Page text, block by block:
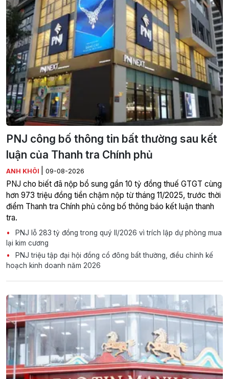
PNJ công bố thông tin bất thường sau kết
luận của Thanh tra Chính phủ
ANH KHÔI 09-08-2026
PNJ cho biết đã nộp bổ sung gần 10 tỷ đồng thuế GTGT cùng
hơn 973 triệu đồng tiền chậm nộp từ tháng 11/2025, trước thời
điểm Thanh tra Chính phủ công bố thông báo kết luận thanh
tra.
PNJ lỗ 283 tỷ đồng trong quý II/2026 vì trích lập dự phòng mua
lại kim cương
PNJ triệu tập đại hội đồng cổ đông bất thường, điều chỉnh kế
hoạch kinh doanh năm 2026